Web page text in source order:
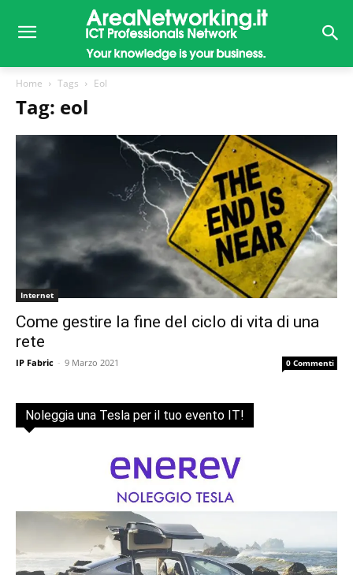
Home Tags Eol
Tag: eol
Internet
Come gestire la fine del ciclo di vita di una
rete
IP Fabric - 9 Marzo 2021 0 Commenti
Noleggia una Tesla per il tuo evento IT!